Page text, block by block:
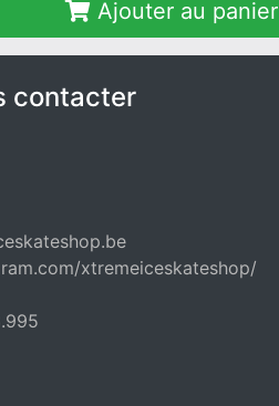
Ajouter au panier
contacter
xtremeiceskateshop/